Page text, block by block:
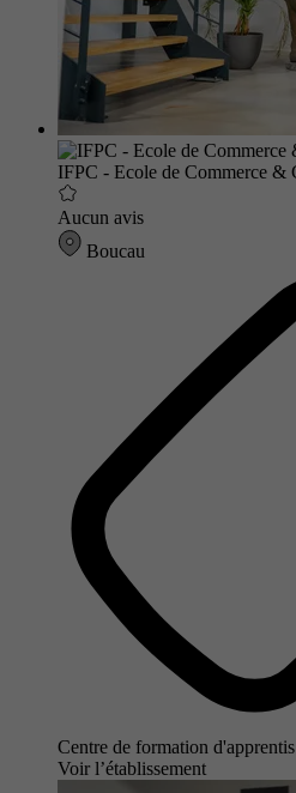
IFPC - Ecole de Commerce &
Aucun avis
Boucau
Centre de formation d'apprentis
Voir l’établissement